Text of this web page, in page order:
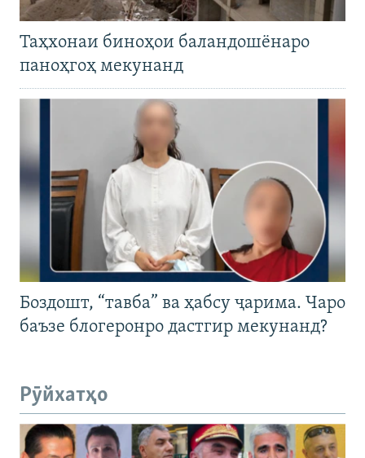
Таҳхонаи биноҳои баландошёнаро
паноҳгоҳ мекунанд
Боздошт, “тавба” ва ҳабсу ҷарима. Чаро
баъзе блогеронро дастгир мекунанд?
Рӯйхатҳо